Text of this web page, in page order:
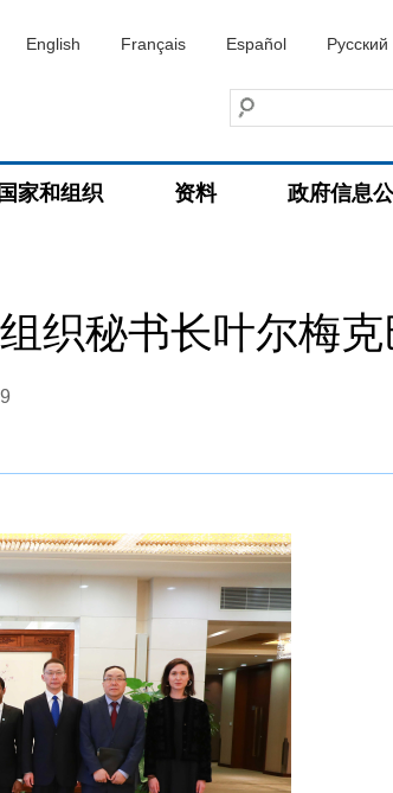
English Français Español Русский
国家和组织 资料 政府信息
织秘书长叶尔梅